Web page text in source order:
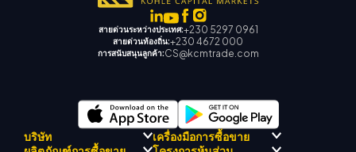
สายด่วนระหว่างประเทศ:+230 5297 0961
สายด่วนท้องถิ่น:+230 4672 000
การสนับสนุนลูกค้า:CS@kcmtrade.com
บริษัท เครื่องมือการซื้อขาย